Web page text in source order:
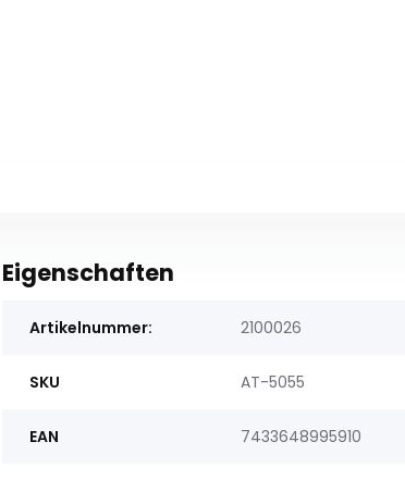
Eigenschaften
Artikelnummer: 2100026
SKU AT-5055
EAN 7433648995910